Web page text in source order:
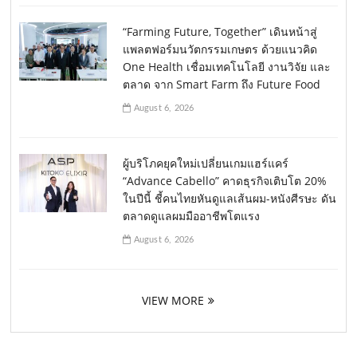
“Farming Future, Together” เดินหน้าสู่
แพลตฟอร์มนวัตกรรมเกษตร ด้วยแนวคิด
One Health เชื่อมเทคโนโลยี งานวิจัย และ
ตลาด จาก Smart Farm ถึง Future Food
August 6, 2026
ผู้บริโภคยุคใหม่เปลี่ยนเกมแฮร์แคร์
“Advance Cabello” คาดธุรกิจเติบโต 20%
ในปีนี้ ชี้คนไทยหันดูแลเส้นผม-หนังศีรษะ ดัน
ตลาดดูแลผมมืออาชีพโตแรง
August 6, 2026
VIEW MORE